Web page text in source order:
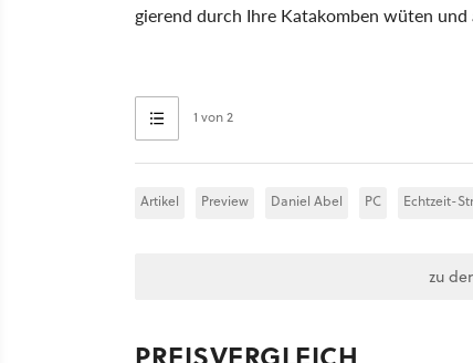
gierend durch Ihre Katakomben wüten
1 von 2
Artikel Preview Daniel Abel PC Echtzeit-
zu